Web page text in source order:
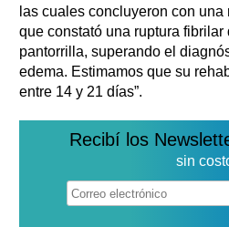
las cuales concluyeron con
que constató una ruptura
pantorrilla, superando el
edema. Estimamos que su
entre 14 y 21 días”.
Recibí los
sin